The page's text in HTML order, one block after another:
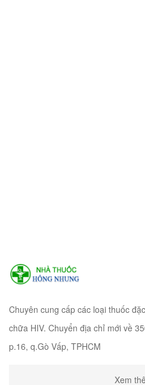
Chuyên cung cấp các loại thuốc
chữa HIV. Chuyển địa chỉ mới về
p.16, q.Gò Vấp, TPHCM
Xem